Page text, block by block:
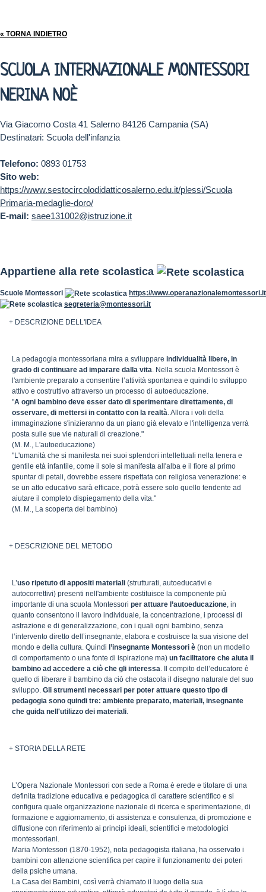
« TORNA INDIETRO
SCUOLA INTERNAZIONALE MONTESSORI
NERINA NOÈ
Via Giacomo Costa 41 Salerno 84126 Campania (SA)
Destinatari: Scuola dell'infanzia
Telefono: 0893 01753
Sito web:
https://www.sestocircolodidatticosalerno.edu.it/plessi/Scuola
Primaria-medaglie-doro/
E-mail: saee131002@istruzione.it
Appartiene alla rete scolastica
Scuole Montessori
https://www.operanazionalemontessori.it
segreteria@montessori.it
+ DESCRIZIONE DELL'IDEA
La pedagogia montessoriana mira a sviluppare individualità libere, in
grado di continuare ad imparare dalla vita. Nella scuola Montessori è
l'ambiente preparato a consentire l’attività spontanea e quindi lo sviluppo
attivo e costruttivo attraverso un processo di autoeducazione.
"A ogni bambino deve esser dato di sperimentare direttamente, di
osservare, di mettersi in contatto con la realtà. Allora i voli della
immaginazione s'inizieranno da un piano già elevato e l'intelligenza verrà
posta sulle sue vie naturali di creazione."
(M. M., L'autoeducazione)
"L'umanità che si manifesta nei suoi splendori intellettuali nella tenera e
gentile età infantile, come il sole si manifesta all'alba e il fiore al primo
spuntar di petali, dovrebbe essere rispettata con religiosa venerazione: e
se un atto educativo sarà efficace, potrà essere solo quello tendente ad
aiutare il completo dispiegamento della vita."
(M. M., La scoperta del bambino)
+ DESCRIZIONE DEL METODO
L’uso ripetuto di appositi materiali (strutturati, autoeducativi e
autocorrettivi) presenti nell'ambiente costituisce la componente più
importante di una scuola Montessori per attuare l’autoeducazione, in
quanto consentono il lavoro individuale, la concentrazione, i processi di
astrazione e di generalizzazione, con i quali ogni bambino, senza
l’intervento diretto dell’insegnante, elabora e costruisce la sua visione del
mondo e della cultura. Quindi l’insegnante Montessori è (non un modello
di comportamento o una fonte di ispirazione ma) un facilitatore che aiuta il
bambino ad accedere a ciò che gli interessa. Il compito dell’educatore è
quello di liberare il bambino da ciò che ostacola il disegno naturale del suo
sviluppo. Gli strumenti necessari per poter attuare questo tipo di
pedagogia sono quindi tre: ambiente preparato, materiali, insegnante
che guida nell'utilizzo dei materiali.
+ STORIA DELLA RETE
L’Opera Nazionale Montessori con sede a Roma è erede e titolare di una
definita tradizione educativa e pedagogica di carattere scientifico e si
configura quale organizzazione nazionale di ricerca e sperimentazione, di
formazione e aggiornamento, di assistenza e consulenza, di promozione e
diffusione con riferimento ai principi ideali, scientifici e metodologici
montessoriani.
Maria Montessori (1870-1952), nota pedagogista italiana, ha osservato i
bambini con attenzione scientifica per capire il funzionamento dei poteri
della psiche umana.
La Casa dei Bambini, così verrà chiamato il luogo della sua